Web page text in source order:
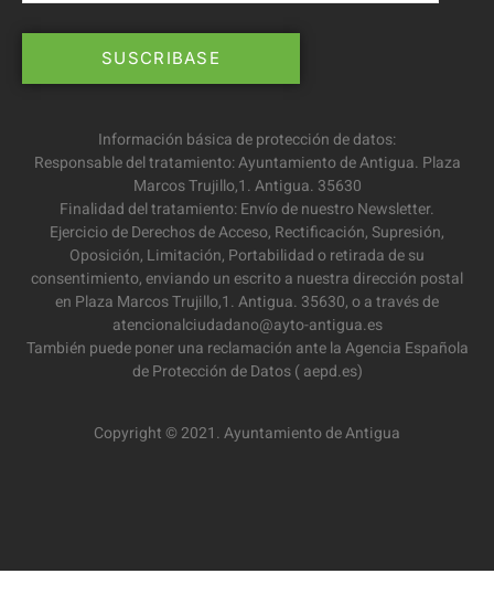
Información básica de protección de datos:
Responsable del tratamiento: Ayuntamiento de Antigua. Plaza
Marcos Trujillo,1. Antigua. 35630
Finalidad del tratamiento: Envío de nuestro Newsletter.
Ejercicio de Derechos de Acceso, Rectificación, Supresión,
Oposición, Limitación, Portabilidad o retirada de su
consentimiento, enviando un escrito a nuestra dirección postal
en Plaza Marcos Trujillo,1. Antigua. 35630, o a través de
atencionalciudadano@ayto-antigua.es
También puede poner una reclamación ante la Agencia Española
de Protección de Datos ( aepd.es)
Copyright © 2021. Ayuntamiento de Antigua